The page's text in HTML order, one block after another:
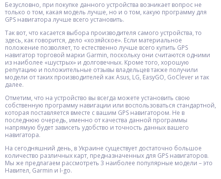
Безусловно, при покупке данного устройства возникает вопрос не
только о том, какая модель лучше, но и о том, какую программу для
GPS навигатора лучше всего установить.
Так вот, что касается выбора производителя самого устройства, то
здесь, как говорится, дело «хозяйское». Если материальное
положение позволяет, то естественно лучше всего купить GPS
навигатор торговой марки Garmin, поскольку они считаются одними
из наиболее «шустрых» и долговечных. Кроме того, хорошую
репутацию и положительные отзывы владельцев также получили
модели от таких производителей как Asus, LG, EasyGO, GoClever и так
далее.
Отметим, что на устройство вы всегда можете установить свою
собственную программу навигации или воспользоваться стандартной,
которая поставляется вместе с вашим GPS навигатором. Не в
последнюю очередь, именно от качества данной программы
напрямую будет зависеть удобство и точность данных вашего
навигатора.
На сегодняшний день, в Украине существует достаточно большое
количество различных карт, предназначенных для GPS навигаторов.
Мы же предлагаем рассмотреть 3 наиболее популярные модели – это
Навител, Garmin и I-go.